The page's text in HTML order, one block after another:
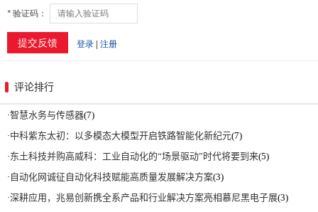
评论排行
·智慧水务与传感器(7)
·中科紫东太初：以多模态大模型开启铁路智能化新纪元(7)
·东土科技并购高威科：工业自动化的“场景驱动”时代将要到来(5)
· 自动化网诚征自动化科技赋能高质量发展解决方案(3)
·深耕应用，兆易创新携全系产品和行业解决方案亮相慕尼黑电子展(3)